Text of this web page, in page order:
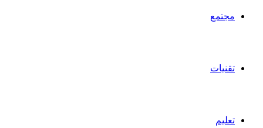
مجتمع
تقنيات
تعليم